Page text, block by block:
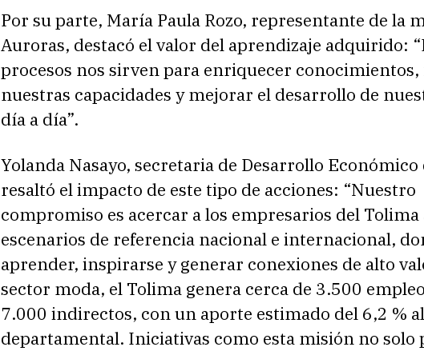
Por su parte, María Paula Rozo, representante de la
Auroras, destacó el valor del aprendizaje adquirido:
procesos nos sirven para enriquecer
nuestras capacidades y mejorar el desarrollo de
día a día”.
Yolanda Nasayo, secretaria de Desarrollo
resaltó el impacto de este tipo de acciones: “Nuestro
compromiso es acercar a los empresarios del Tolima
escenarios de referencia nacional e internacional,
aprender, inspirarse y generar conexiones de alto
sector moda, el Tolima genera cerca de 3.500
7.000 indirectos, con un aporte estimado del 6,2 %
departamental. Iniciativas como esta misión no